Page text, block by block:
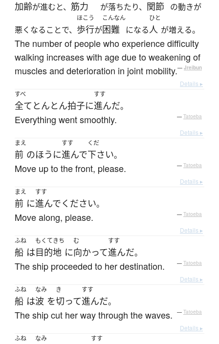
加齢が進むと、 筋力 が落ちたり、 関節 の動きが
悪くなることで、
ほこう
歩行が
こんなん
困難 になる
ひと
人 が増える。
The number of people who experience difficulty
walking increases with age due to weakening of
muscles and deterioration in joint mobility.— Jreibun
Details ▸
すべ
全て とんとん拍子に
すす
進んだ。
Everything went smoothly. — Tatoeba
Details ▸
まえ
前 のほう に
すす
進んで
くだ
下さい。
Move up to the front, please. — Tatoeba
Details ▸
まえ
前 に
すす
進んでください。
Move along, please. — Tatoeba
Details ▸
ふね
船 は
もくてきち
目的地 に
む
向かって
すす
進んだ。
The ship proceeded to her destination. — Tatoeba
Details ▸
ふね
船 は
なみ
波 を
き
切って
すす
進んだ。
The ship cut her way through the waves. — Tatoeba
Details ▸
ふね
なみ すす